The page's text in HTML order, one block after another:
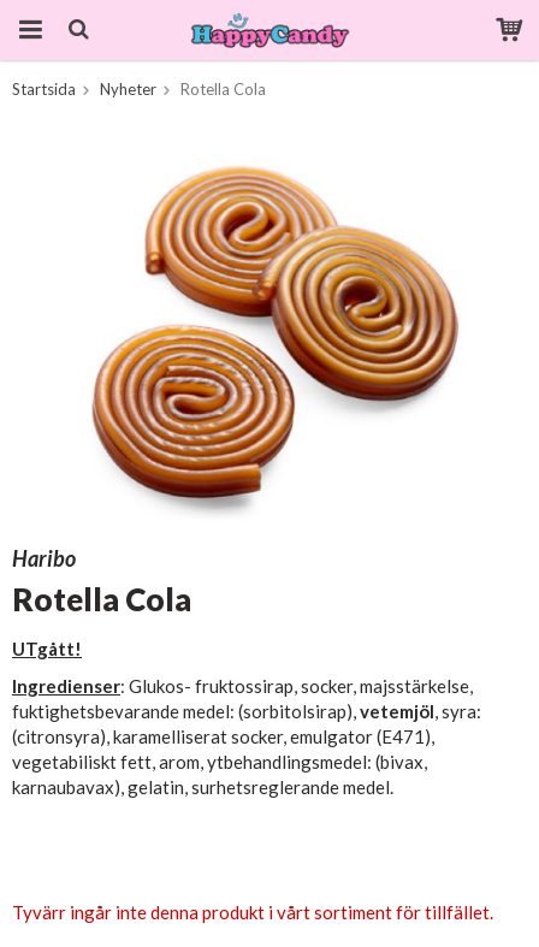
Startsida Nyheter Rotella Cola
Haribo
Rotella Cola
UTgått!
Ingredienser: Glukos- fruktossirap, socker, majsstärkelse,
fuktighetsbevarande medel: (sorbitolsirap),vetemjöl, syra:
(citronsyra), karamelliserat socker, emulgator (E471),
vegetabiliskt fett, arom, ytbehandlingsmedel: (bivax,
karnaubavax), gelatin, surhetsreglerande medel.
Tyvärr ingår inte denna produkt i vårt sortiment för tillfället.